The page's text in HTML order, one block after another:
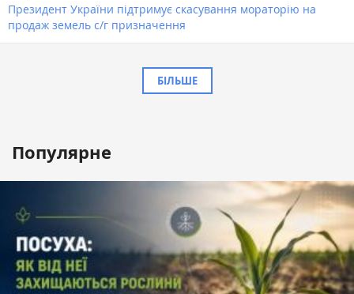
Президент України підтримує скасування мораторію на
продаж земель с/г призначення
БІЛЬШЕ
Популярне